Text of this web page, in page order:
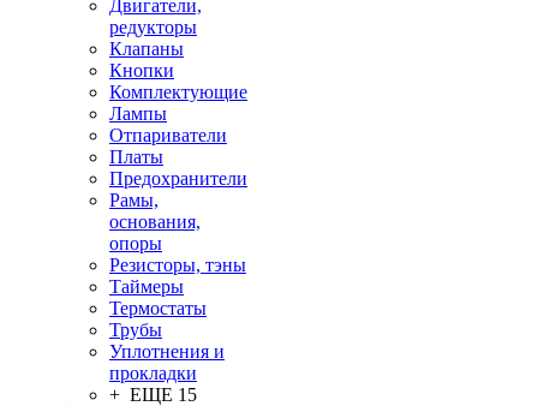
Двигатели,
редукторы
Клапаны
Кнопки
Комплектующие
Лампы
Отпариватели
Платы
Предохранители
Рамы,
основания,
опоры
Резисторы, тэны
Таймеры
Термостаты
Трубы
Уплотнения и
прокладки
+ ЕЩЕ 15